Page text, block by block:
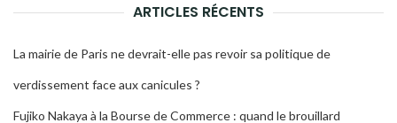
ARTICLES RÉCENTS
La mairie de Paris ne devrait-elle pas revoir sa politique de
verdissement face aux canicules ?
Fujiko Nakaya à la Bourse de Commerce : quand le brouillard